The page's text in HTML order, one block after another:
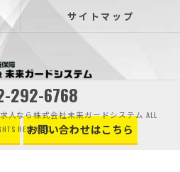
292-6768
お問い合わせはこちら
サイトマップ
人なら株式会社未来ガードシステム ALL
RESERVED.